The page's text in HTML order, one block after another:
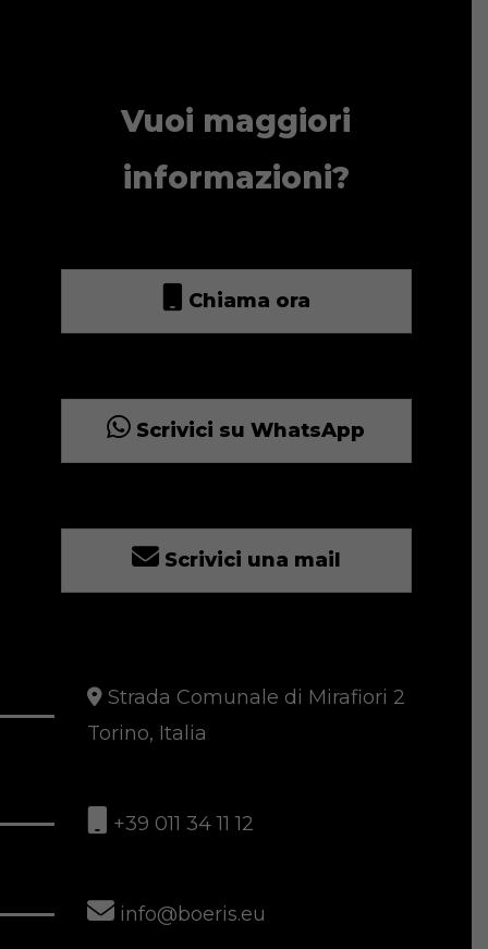
Vuoi maggiori
informazioni?
Chiama ora
Scrivici su WhatsApp
Scrivici una mail
Strada Comunale di Mirafiori 2
Torino, Italia
+39 011 34 11 12
info@boeris.eu